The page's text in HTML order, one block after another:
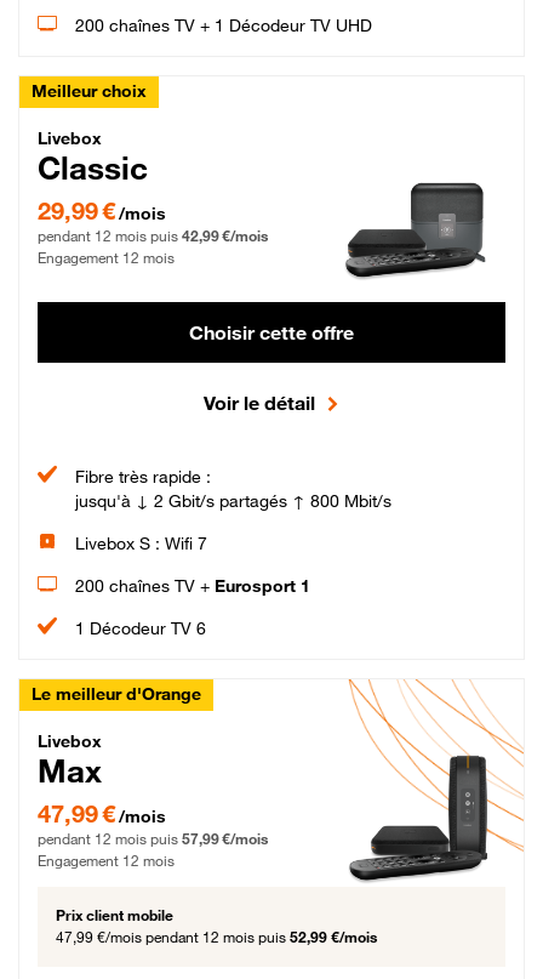
200 chaînes TV + 1 Décodeur TV UHD
Meilleur choix
Livebox Classic Fibre
Livebox
Classic
29,99 € par mois pendant 12 mois puis 42,99 € par mois, Engagement 12 mois
29,99 €/mois
pendant 12 mois puis 42,99 €/mois
Engagement 12 mois
Choisir cette offre
Voir le détail
Fibre très rapide :
jusqu'à ↓ 2 Gbit/s partagés ↑ 800 Mbit/s
Livebox S : Wifi 7
200 chaînes TV + Eurosport 1
1 Décodeur TV 6
Le meilleur d'Orange
Livebox Max Fibre
Livebox
Max
47,99 € par mois pendant 12 mois puis 57,99 € par mois, Engagement 12 mois
47,99 €/mois
pendant 12 mois puis 57,99 €/mois
Engagement 12 mois
Prix client mobile
47,99 €/mois pendant 12 mois puis 52,99 €/mois